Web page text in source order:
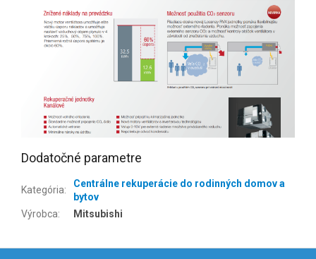
Dodatočné parametre
Kategória:
Centrálne rekuperácie do rodinných domov a
bytov
Výrobca: Mitsubishi